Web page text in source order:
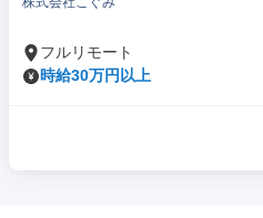
フルリモート
時給30万円以上